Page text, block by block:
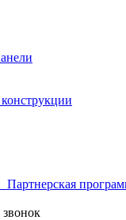
Партнерская
звонок